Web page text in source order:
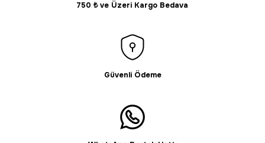
Gönder
750 ₺ ve Üzeri Kargo Bedava
Güvenli Ödeme